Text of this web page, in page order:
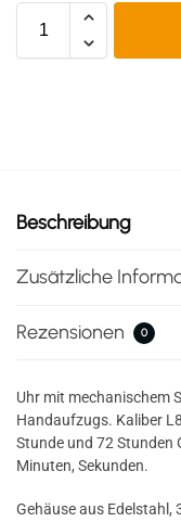
Beschreibung
Zusätzliche
Rezensionen 0
Uhr mit mechanischem
Handaufzugs. Kaliber
Stunde und 72 Stunden
Minuten, Sekunden.
Gehäuse aus Edelstahl,